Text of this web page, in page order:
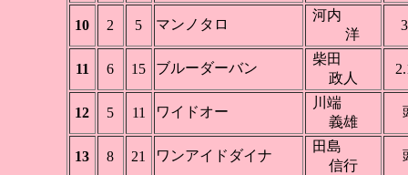
10 2 5 マンノタロ
河内
洋
11 6 15 ブルーダーバン
柴田
政人
12 5 11 ワイドオー
川端
義雄
13 8 21 ワンアイドダイナ
田島
信行